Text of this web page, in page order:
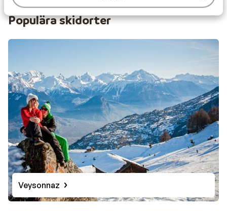
Populära skidorter
Veysonnaz